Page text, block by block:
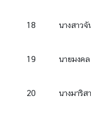
บ
า
18 นางสาว
19 นายมงค
20 นางมาริ